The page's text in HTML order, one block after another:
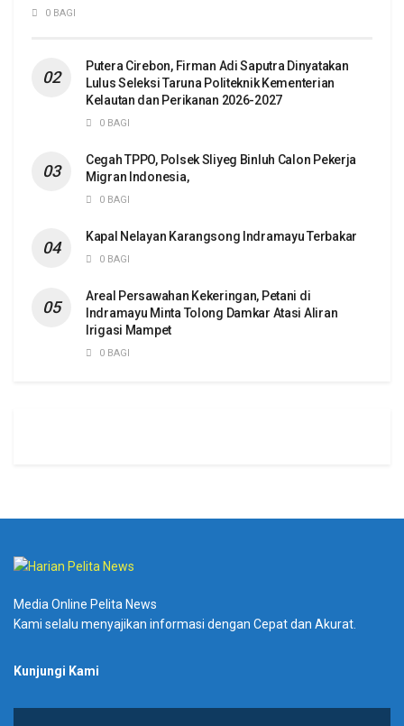
0 BAGI
Putera Cirebon, Firman Adi Saputra Dinyatakan
Lulus Seleksi Taruna Politeknik Kementerian
Kelautan dan Perikanan 2026-2027
0 BAGI
Cegah TPPO, Polsek Sliyeg Binluh Calon Pekerja
Migran Indonesia,
0 BAGI
Kapal Nelayan Karangsong Indramayu Terbakar
0 BAGI
Areal Persawahan Kekeringan, Petani di
Indramayu Minta Tolong Damkar Atasi Aliran
Irigasi Mampet
0 BAGI
Media Online Pelita News
Kami selalu menyajikan informasi dengan Cepat dan Akurat.
Kunjungi Kami